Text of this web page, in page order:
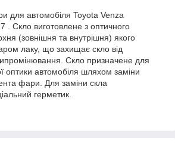
для автомобіля Toyota Venza
. Скло виготовлене з оптичного
(зовнішня та внутрішня) якого
лаку, що захищає скло від
Скло призначене для
оптики автомобіля шляхом заміни
фари. Для заміни скла
герметик.